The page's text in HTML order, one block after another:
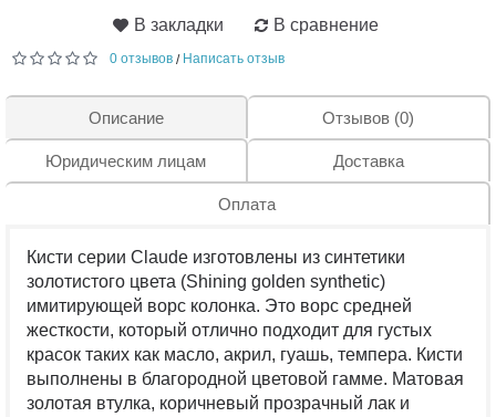
В закладки В сравнение
0 отзывов / Написать отзыв
Описание Отзывов (0)
Юридическим лицам Доставка
Оплата
Кисти серии Claude изготовлены из синтетики
золотистого цвета (Shining golden synthetic)
имитирующей ворс колонка. Это ворс средней
жесткости, который отлично подходит для густых
красок таких как масло, акрил, гуашь, темпера. Кисти
выполнены в благородной цветовой гамме. Матовая
золотая втулка, коричневый прозрачный лак и